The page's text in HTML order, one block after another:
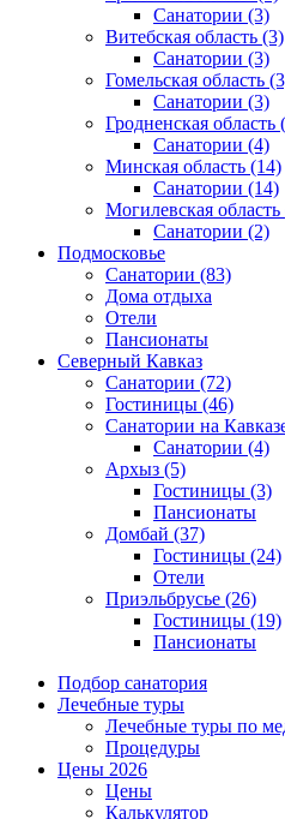
Санатории (3)
Витебская область (3)
Санатории (3)
Гомельская область
Санатории (3)
Гродненская область
Санатории (4)
Минская область (14)
Санатории (14)
Могилевская область
Санатории (2)
Подмосковье
Санатории (83)
Дома отдыха
Отели
Пансионаты
Северный Кавказ
Санатории (72)
Гостиницы (46)
Санатории на
Санатории (4)
Архыз (5)
Гостиницы (3)
Пансионаты
Домбай (37)
Гостиницы (24)
Отели
Приэльбрусье (26)
Гостиницы (19)
Пансионаты
Подбор санатория
Лечебные туры
Лечебные туры по
Процедуры
Цены 2026
Цены
Калькулятор